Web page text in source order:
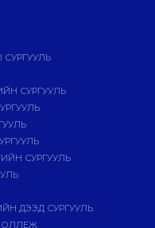
СУРГУУЛЬ
СУРГУУЛЬ
СУРГУУЛЬ
ДЭЭД СУРГУУЛЬ